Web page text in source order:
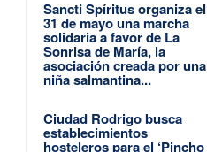
Sancti Spíritus organiza el
31 de mayo una marcha
solidaria a favor de La
Sonrisa de María, la
asociación creada por una
niña salmantina...
Ciudad Rodrigo busca
establecimientos
hosteleros para el ‘Pincho